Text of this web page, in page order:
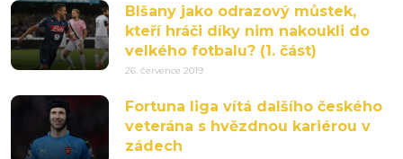
Blšany jako odrazový můstek,
kteří hráči díky nim nakoukli do
velkého fotbalu? (1. část)
26. července 2019
Fortuna liga vítá dalšího českého
veterána s hvězdnou kariérou v
zádech